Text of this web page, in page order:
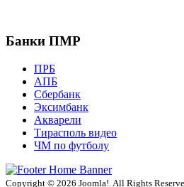
Банки ПМР
ПРБ
АПБ
Сбербанк
Эксимбанк
Акварели
Тирасполь видео
ЧМ по футболу
Copyright © 2026 Joomla!. All Rights